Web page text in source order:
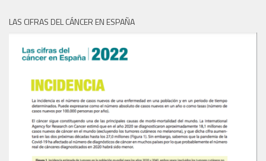
LAS CIFRAS DEL CÁNCER EN ESPAÑA